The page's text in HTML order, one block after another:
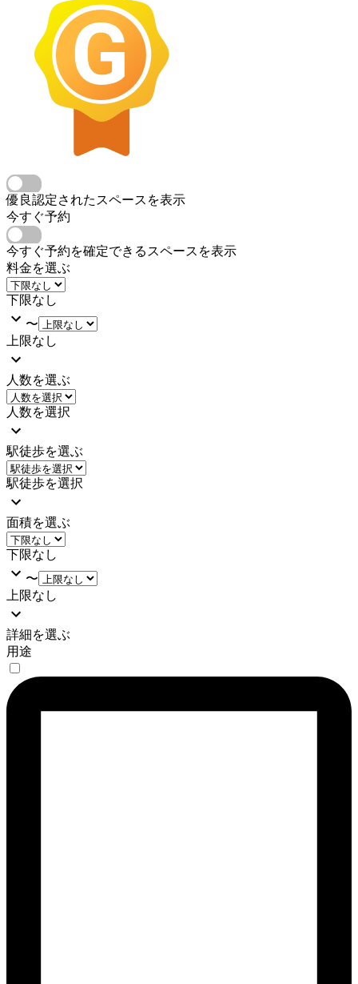
優良認定されたスペースを表示
今すぐ予約
今すぐ予約を確定できるスペースを表示
料金を選ぶ
下限なし
〜
上限なし
人数を選ぶ
人数を選択
駅徒歩を選ぶ
駅徒歩を選択
面積を選ぶ
下限なし
〜
上限なし
詳細を選ぶ
用途